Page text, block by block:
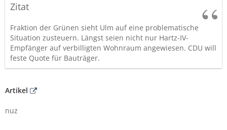
Zitat
Fraktion der Grünen sieht Ulm auf eine problematische
Situation zusteuern. Längst seien nicht nur Hartz-IV-
Empfänger auf verbilligten Wohnraum angewiesen. CDU will
feste Quote für Bauträger.
Artikel
nuz